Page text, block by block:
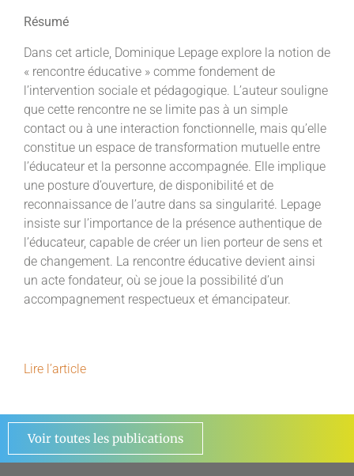
Résumé
Dans cet article, Dominique Lepage explore la notion de
« rencontre éducative » comme fondement de
l’intervention sociale et pédagogique. L’auteur souligne
que cette rencontre ne se limite pas à un simple
contact ou à une interaction fonctionnelle, mais qu’elle
constitue un espace de transformation mutuelle entre
l’éducateur et la personne accompagnée. Elle implique
une posture d’ouverture, de disponibilité et de
reconnaissance de l’autre dans sa singularité. Lepage
insiste sur l’importance de la présence authentique de
l’éducateur, capable de créer un lien porteur de sens et
de changement. La rencontre éducative devient ainsi
un acte fondateur, où se joue la possibilité d’un
accompagnement respectueux et émancipateur.
Lire l’article
Voir toutes les publications